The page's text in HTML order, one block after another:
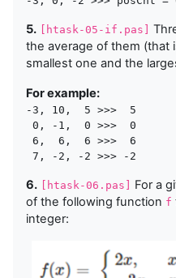
5. [htask-05-if.pas]
the average of them (that
smallest one and the
For example:
-3, 10,  5 >>>  5
0, -1,  0 >>>  0
6,  6,  6 >>>  6
6. [htask-06.pas] For a
of the following function f
integer: